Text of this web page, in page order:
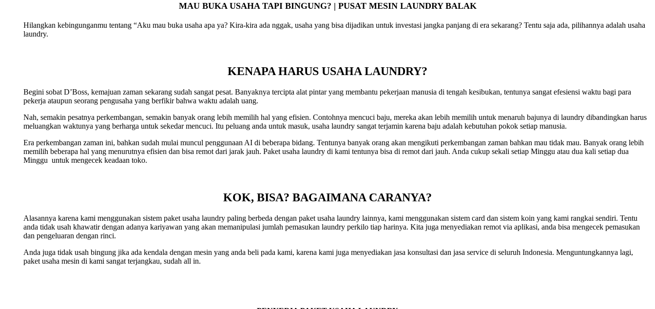
MAU BUKA USAHA TAPI BINGUNG? | PUSAT MESIN LAUNDRY BALAK
Hilangkan kebingunganmu tentang “Aku mau buka usaha apa ya? Kira-kira ada nggak, usaha yang bisa dijadikan untuk investasi jangka panjang di era sekarang? Tentu saja ada, pilihannya adalah usaha
laundry.
KENAPA HARUS USAHA LAUNDRY?
Begini sobat D’Boss, kemajuan zaman sekarang sudah sangat pesat. Banyaknya tercipta alat pintar yang membantu pekerjaan manusia di tengah kesibukan, tentunya sangat efesiensi waktu bagi para
pekerja ataupun seorang pengusaha yang berfikir bahwa waktu adalah uang.
Nah, semakin pesatnya perkembangan, semakin banyak orang lebih memilih hal yang efisien. Contohnya mencuci baju, mereka akan lebih memilih untuk menaruh bajunya di laundry dibandingkan harus
meluangkan waktunya yang berharga untuk sekedar mencuci. Itu peluang anda untuk masuk, usaha laundry sangat terjamin karena baju adalah kebutuhan pokok setiap manusia.
Era perkembangan zaman ini, bahkan sudah mulai muncul penggunaan AI di beberapa bidang. Tentunya banyak orang akan mengikuti perkembangan zaman bahkan mau tidak mau. Banyak orang lebih
memilih beberapa hal yang menurutnya efisien dan bisa remot dari jarak jauh. Paket usaha laundry di kami tentunya bisa di remot dari jauh. Anda cukup sekali setiap Minggu atau dua kali setiap dua
Minggu untuk mengecek keadaan toko.
KOK, BISA? BAGAIMANA CARANYA?
Alasannya karena kami menggunakan sistem paket usaha laundry paling berbeda dengan paket usaha laundry lainnya, kami menggunakan sistem card dan sistem koin yang kami rangkai sendiri. Tentu
anda tidak usah khawatir dengan adanya kariyawan yang akan memanipulasi jumlah pemasukan laundry perkilo tiap harinya. Kita juga menyediakan remot via aplikasi, anda bisa mengecek pemasukan
dan pengeluaran dengan rinci.
Anda juga tidak usah bingung jika ada kendala dengan mesin yang anda beli pada kami, karena kami juga menyediakan jasa konsultasi dan jasa service di seluruh Indonesia. Menguntungkannya lagi,
paket usaha mesin di kami sangat terjangkau, sudah all in.